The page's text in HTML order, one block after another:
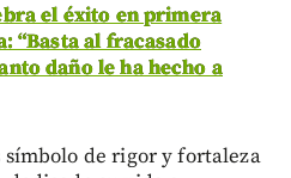
el éxito en primera
“Basta al fracasado
daño le ha hecho a
símbolo de rigor y fortaleza